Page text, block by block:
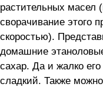
растительных масел
сворачивание этого
скоростью).
домашние
сахар. Да и жалко
сладкий. Также